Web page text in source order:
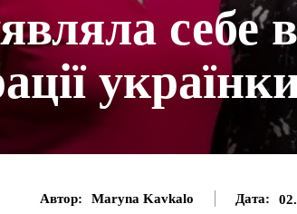
себе
Автор: Maryna Kavkalo Дата: